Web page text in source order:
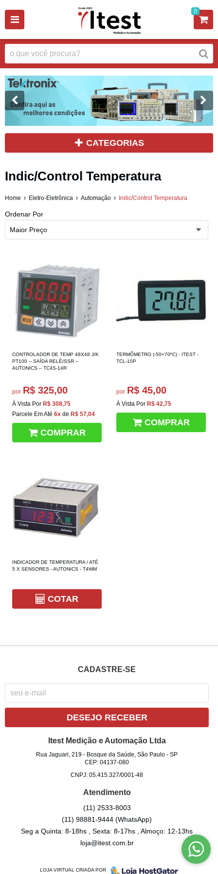
0
CATEGORIAS
Indic/Control Temperatura
Home Eletro-Eletrônica Automação Indic/Control Temperatura
Ordenar Por
Maior Preço
CONTROLADOR DE TEMP 48X48 J/K
PT100 – SAÍDA RELÉ/SSR –
AUTONICS – TC4S-14R
por R$ 325,00
À Vista Por R$ 308,75
Parcele Em Até 6x de R$ 57,04
COMPRAR
TERMÔMETRO (-50+70ºC) - ITEST -
TCL-10P
por R$ 45,00
À Vista Por R$ 42,75
COMPRAR
INDICADOR DE TEMPERATURA / ATÉ
5 X SENSORES - AUTONICS - T4WM
COTAR
CADASTRE-SE
DESEJO RECEBER
Itest Medição e Automação Ltda
Rua Jaguari, 219 - Bosque da Saúde, São Paulo -SP
CEP: 04137-080
CNPJ: 05.415.327/0001-48
Atendimento
(11) 2533-8003
(11) 98881-9444(WhatsApp)
Seg a Quinta: 8-18hs , Sexta: 8-17hs , Almoço: 12-13hs
loja@itest.com.br
LOJA VIRTUAL CRIADA POR